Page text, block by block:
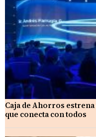
Caja de Ahorros
que conecta con todos